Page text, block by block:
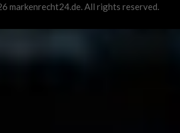
markenrecht24.de. All rights reserved.